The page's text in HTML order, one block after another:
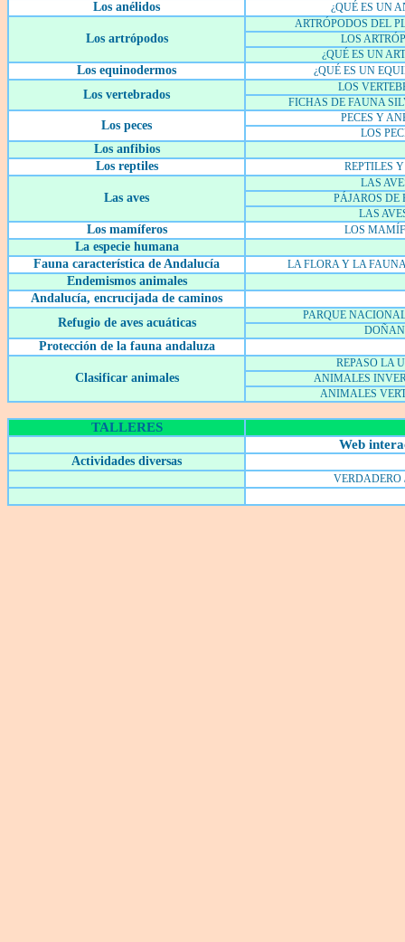
Los anélidos ¿QUÉ ES UN
Los artrópodos
ARTRÓPODOS DEL
LOS
¿QUÉ ES UN
Los equinodermos ¿QUÉ ES UN
Los vertebrados
LOS
FICHAS DE FAUNA
Los peces
PECES Y
LOS
Los anfibios
Los reptiles
REPTILES
Las aves
LAS
PÁJAROS DE
LAS
Los mamíferos LOS
La especie humana
Fauna característica de Andalucía
LA FLORA Y LA
Endemismos animales
Andalucía, encrucijada de caminos
Refugio de aves acuáticas
PARQUE
Protección de la fauna andaluza
Clasificar animales
REPASO LA
ANIMALES
ANIMALES
TALLERES
Web
Actividades diversas
VERDADERO